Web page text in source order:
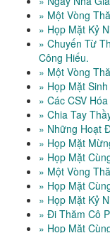
» Một Vòng
» Họp Mặt Kỷ
» Chuyến Từ
Công Hiếu.
» Một Vòng
» Họp Mặt
» Các CSV
» Chia Tay
» Những Hoạt
» Họp Mặt
» Họp Mặt
» Một Vòng
» Họp Mặt
» Họp Mặt Kỷ
» Đi Thăm Cô
» Họp Mặt